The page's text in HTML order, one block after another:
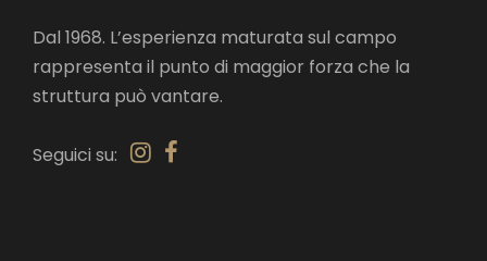
Dal 1968. L’esperienza maturata sul campo
rappresenta il punto di maggior forza che la
struttura può vantare.
Seguici su: